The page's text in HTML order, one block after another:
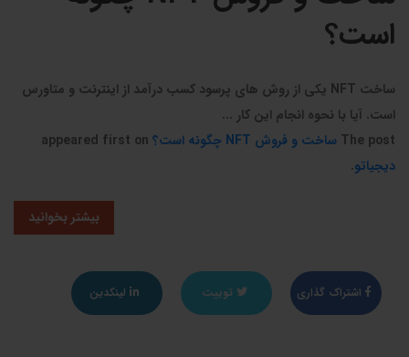
است؟
ساخت NFT یکی از روش های پرسود کسب درآمد از اینترنت و متاورس
است. آیا با نحوه انجام این کار ...
The post ساخت و فروش NFT چگونه است؟
دیجیاتو.
بیشتر بخوانید
اشتراک گذاری توییت لینکدین